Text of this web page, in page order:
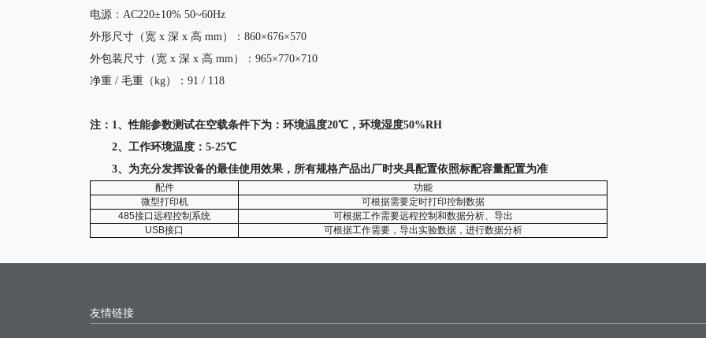
电源： AC220±10% 50~60Hz
外形尺寸（宽 x 深 x 高 mm）：860×676×570
外包装尺寸（宽 x 深 x 高 mm）：965×770×710
净重 / 毛重（kg）：91 / 118
注： 1、性能参数测试在空载条件下为：环境温度20℃，环境湿度50%RH
2、工作环境温度： 5-25℃
3、为充分发挥设备的最佳使用效果，所有规格产品出厂时夹具配置依照标配容量配置为准
配件
功能
微型打印机
可根据需要定时打印控制数据
485接口远程控制系统
可根据工作需要远程控制和数据分析、导出
USB接口 可根据工作需要，导出实验数据，进行数据分析
友情链接